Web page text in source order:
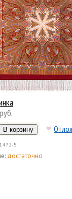
1472-5
достаточно